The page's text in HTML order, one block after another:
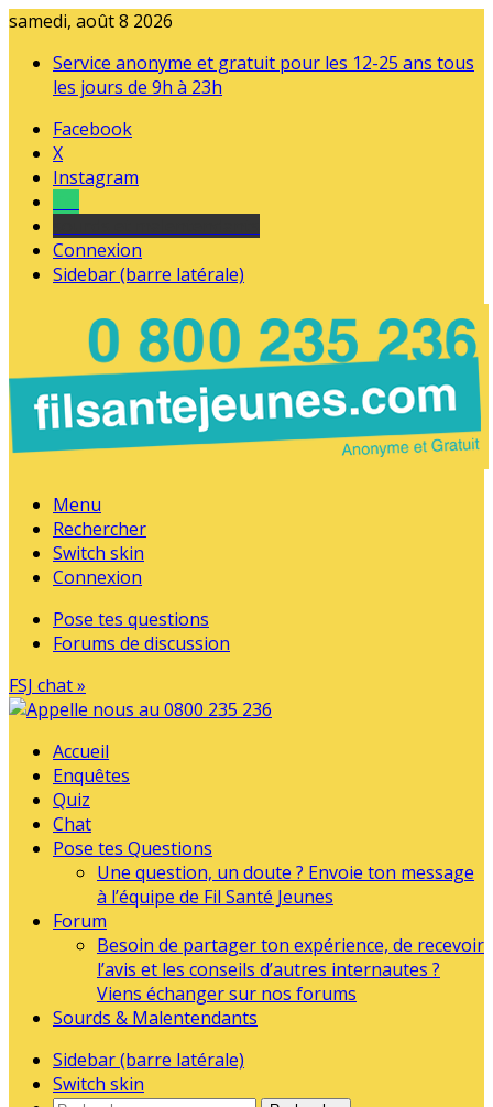
samedi, août 8 2026
Service anonyme et gratuit pour les 12-25 ans tous
les jours de 9h à 23h
Facebook
X
Instagram
Connexion
Sidebar (barre latérale)
Menu
Rechercher
Switch skin
Connexion
Pose tes questions
Forums de discussion
FSJ chat »
Accueil
Enquêtes
Quiz
Chat
Pose tes Questions
Une question, un doute ? Envoie ton message
à l’équipe de Fil Santé Jeunes
Forum
Besoin de partager ton expérience, de recevoir
l’avis et les conseils d’autres internautes ?
Viens échanger sur nos forums
Sourds & Malentendants
Sidebar (barre latérale)
Switch skin